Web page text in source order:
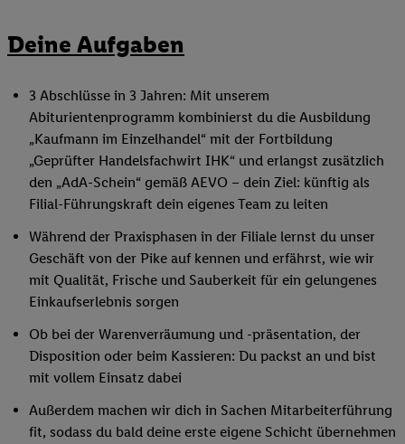
Deine Aufgaben
3 Abschlüsse in 3 Jahren: Mit unserem
Abiturientenprogramm kombinierst du die Ausbildung
„Kaufmann im Einzelhandel“ mit der Fortbildung
„Geprüfter Handelsfachwirt IHK“ und erlangst zusätzlich
den „AdA-Schein“ gemäß AEVO – dein Ziel: künftig als
Filial-Führungskraft dein eigenes Team zu leiten
Während der Praxisphasen in der Filiale lernst du unser
Geschäft von der Pike auf kennen und erfährst, wie wir
mit Qualität, Frische und Sauberkeit für ein gelungenes
Einkaufserlebnis sorgen
Ob bei der Warenverräumung und -präsentation, der
Disposition oder beim Kassieren: Du packst an und bist
mit vollem Einsatz dabei
Außerdem machen wir dich in Sachen Mitarbeiterführung
fit, sodass du bald deine erste eigene Schicht übernehmen